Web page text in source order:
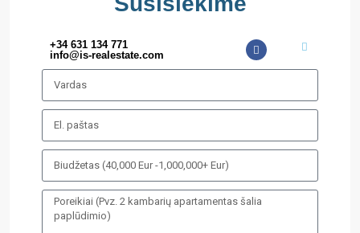
+34 631 134 771
info@is-realestate.com